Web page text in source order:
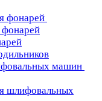
фонарей
машин
шлифовальных